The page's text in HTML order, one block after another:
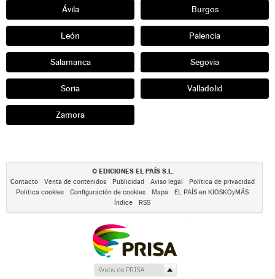
Ávila Burgos
León Palencia
Salamanca Segovia
Soria Valladolid
Zamora
© EDICIONES EL PAÍS S.L.
Contacto Venta de contenidos Publicidad Aviso legal
Política de privacidad
Política cookies
Configuración de cookies Mapa
EL PAÍS en KIOSKOyMÁS
Índice
RSS